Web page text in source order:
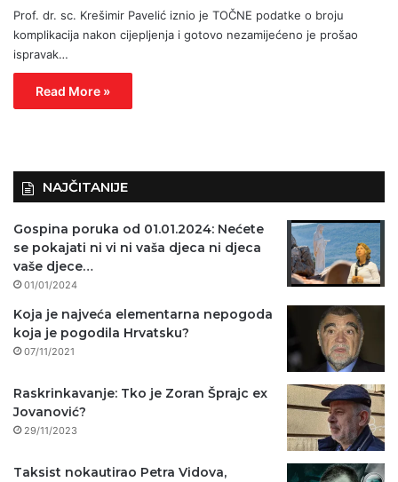
Prof. dr. sc. Krešimir Pavelić iznio je TOČNE podatke o broju
komplikacija nakon cijepljenja i gotovo nezamijećeno je prošao
ispravak…
Read More »
NAJČITANIJE
Gospina poruka od 01.01.2024: Nećete
se pokajati ni vi ni vaša djeca ni djeca
vaše djece…
01/01/2024
Koja je najveća elementarna nepogoda
koja je pogodila Hrvatsku?
07/11/2021
Raskrinkavanje: Tko je Zoran Šprajc ex
Jovanović?
29/11/2023
Taksist nokautirao Petra Vidova,